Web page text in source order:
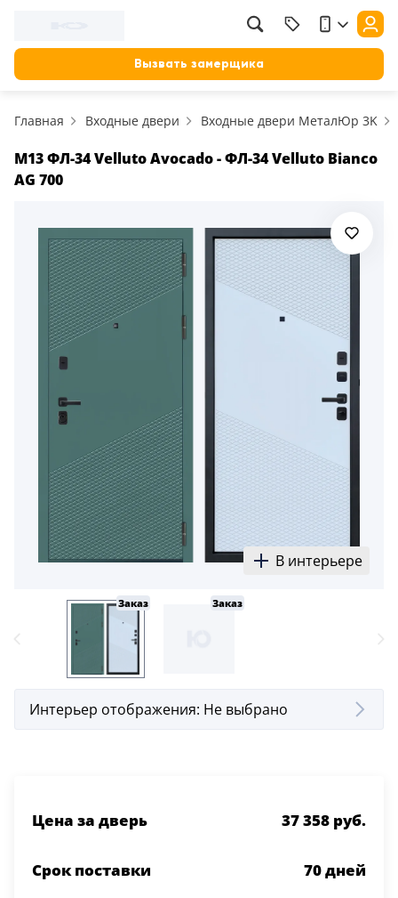
Вызвать замерщика
Главная Входные двери Входные двери МеталЮр 3K
M13 ФЛ-34 Velluto Avocado - ФЛ-34 Velluto Bianco
AG 700
В интерьере
Заказ Заказ
Интерьер отображения: Не выбрано
Цена за дверь 37 358 руб.
Срок поставки 70дней